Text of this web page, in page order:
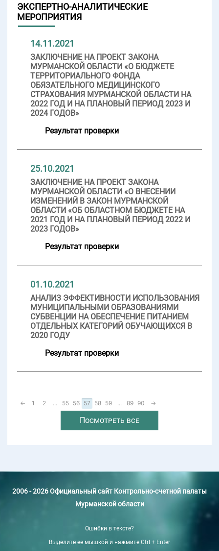
ЭКСПЕРТНО-АНАЛИТИЧЕСКИЕ
МЕРОПРИЯТИЯ
14.11.2021
ЗАКЛЮЧЕНИЕ НА ПРОЕКТ ЗАКОНА
МУРМАНСКОЙ ОБЛАСТИ «О БЮДЖЕТЕ
ТЕРРИТОРИАЛЬНОГО ФОНДА
ОБЯЗАТЕЛЬНОГО МЕДИЦИНСКОГО
СТРАХОВАНИЯ МУРМАНСКОЙ ОБЛАСТИ НА
2022 ГОД И НА ПЛАНОВЫЙ ПЕРИОД 2023 И
2024 ГОДОВ»
Результат проверки
25.10.2021
ЗАКЛЮЧЕНИЕ НА ПРОЕКТ ЗАКОНА
МУРМАНСКОЙ ОБЛАСТИ «О ВНЕСЕНИИ
ИЗМЕНЕНИЙ В ЗАКОН МУРМАНСКОЙ
ОБЛАСТИ «ОБ ОБЛАСТНОМ БЮДЖЕТЕ НА
2021 ГОД И НА ПЛАНОВЫЙ ПЕРИОД 2022 И
2023 ГОДОВ»
Результат проверки
01.10.2021
АНАЛИЗ ЭФФЕКТИВНОСТИ ИСПОЛЬЗОВАНИЯ
МУНИЦИПАЛЬНЫМИ ОБРАЗОВАНИЯМИ
СУБВЕНЦИИ НА ОБЕСПЕЧЕНИЕ ПИТАНИЕМ
ОТДЕЛЬНЫХ КАТЕГОРИЙ ОБУЧАЮЩИХСЯ В
2020 ГОДУ
Результат проверки
← 1 2 ... 55 56 57 58 59 ... 89 90 →
Посмотреть все
2006 - 2026 Официальный сайт Контрольно-счетной палаты
Мурманской области
Ошибки в тексте?
Выделите ее мышкой и нажмите Ctrl + Enter